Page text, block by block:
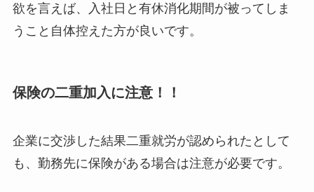
欲を言えば、入社日と有休消化期間が被ってしま
うこと自体控えた方が良いです。
保険の二重加入に注意！！
企業に交渉した結果二重就労が認められたとして
も、勤務先に保険がある場合は注意が必要です。